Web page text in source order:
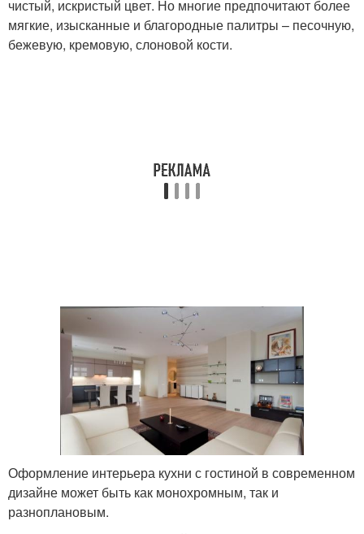
чистый, искристый цвет. Но многие предпочитают более
мягкие, изысканные и благородные палитры – песочную,
бежевую, кремовую, слоновой кости.
Оформление интерьера кухни с гостиной в современном
дизайне может быть как монохромным, так и
разноплановым.